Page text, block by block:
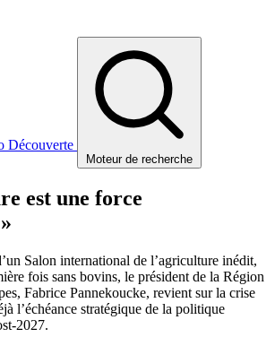
Découverte
Moteur de recherche
est une force
Salon international de l’agriculture inédit,
fois sans bovins, le président de la Région
Fabrice Pannekoucke, revient sur la crise
l’échéance stratégique de la politique
2027.